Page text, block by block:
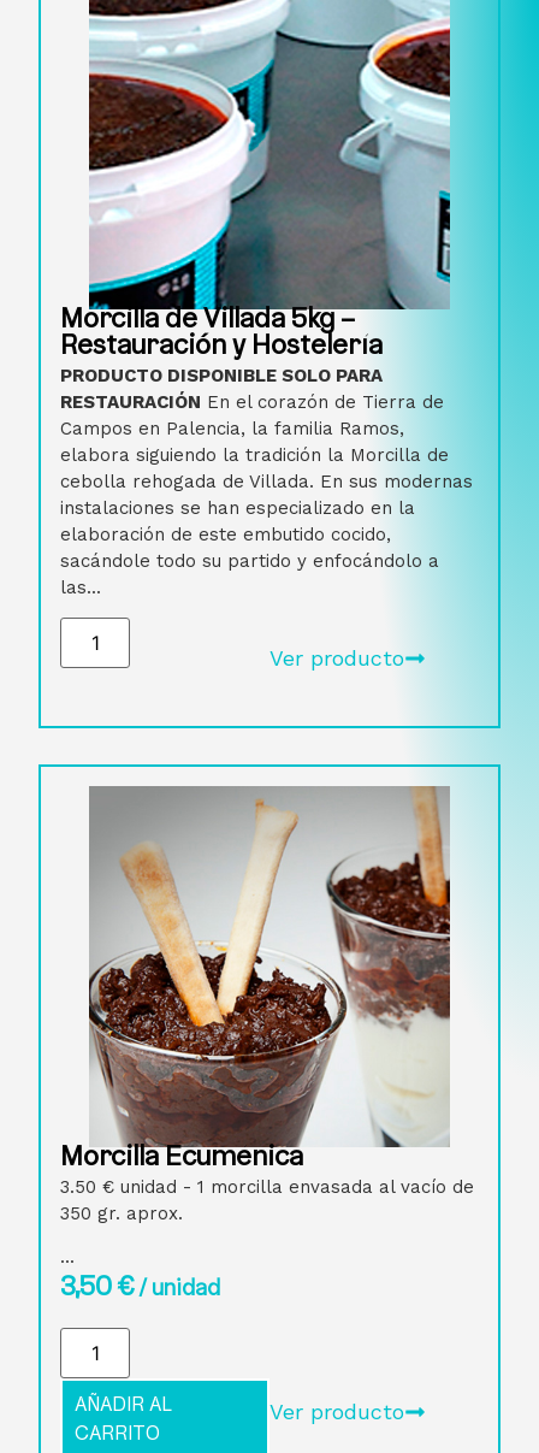
Morcilla de Villada 5kg –
Restauración y Hostelería
PRODUCTO DISPONIBLE SOLO PARA
RESTAURACIÓN En el corazón de Tierra de
Campos en Palencia, la familia Ramos,
elabora siguiendo la tradición la Morcilla de
cebolla rehogada de Villada. En sus modernas
instalaciones se han especializado en la
elaboración de este embutido cocido,
sacándole todo su partido y enfocándolo a
las...
Ver producto
Morcilla Ecuménica
3.50 € unidad - 1 morcilla envasada al vacío de
350 gr. aprox.
...
3,50€/ unidad
AÑADIR AL
CARRITO
Ver producto